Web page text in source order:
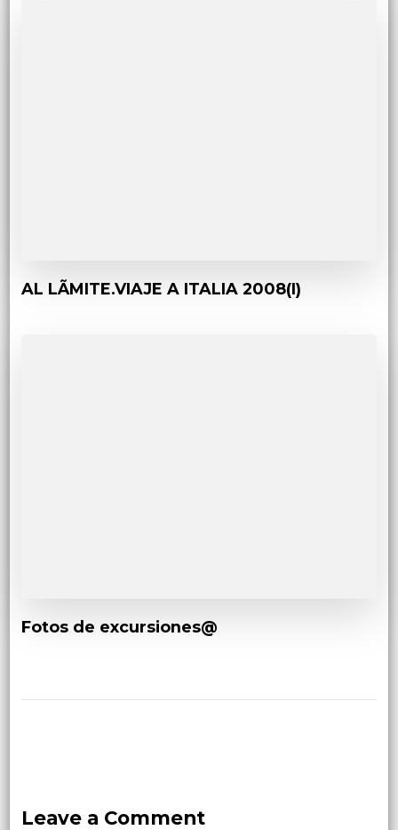
AL LÃMITE.VIAJE A ITALIA 2008(I)
Fotos de excursiones@
Leave a Comment